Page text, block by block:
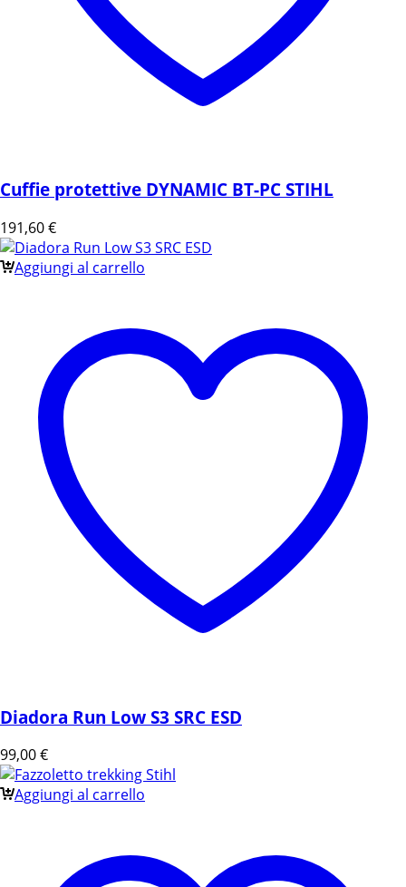
Cuffie protettive DYNAMIC BT-PC STIHL
191,60€
Aggiungi al carrello
Diadora Run Low S3 SRC ESD
99,00€
Aggiungi al carrello